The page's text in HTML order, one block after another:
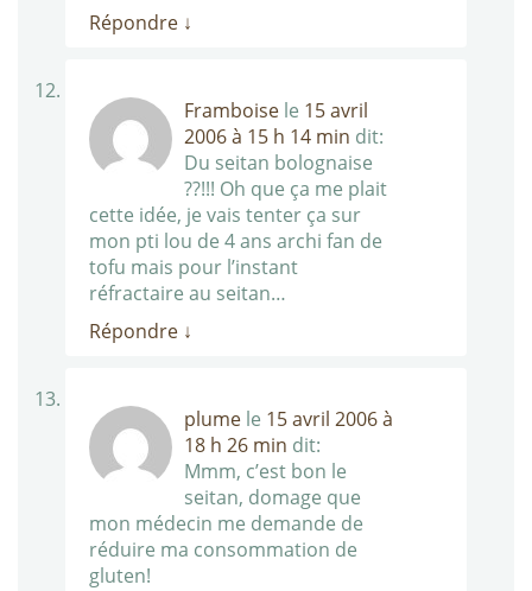
Répondre ↓
Framboise le 15 avril
2006 à 15 h 14 min dit:
Du seitan bolognaise
??!!! Oh que ça me plait
cette idée, je vais tenter ça sur
mon pti lou de 4 ans archi fan de
tofu mais pour l’instant
réfractaire au seitan…
Répondre ↓
plume le 15 avril 2006 à
18 h 26 min dit:
Mmm, c’est bon le
seitan, domage que
mon médecin me demande de
réduire ma consommation de
gluten!